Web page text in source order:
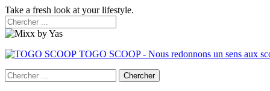
Take a fresh look at your lifestyle.
TOGO SCOOP - Nous redonnons un sens aux